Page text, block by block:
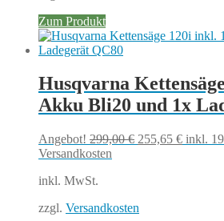
Zum Produkt
Husqvarna
Akku Bli20 und 1x
Angebot! 299,00€ Ursprünglicher
255,65 € inkl.
Versandkosten
inkl. MwSt.
zzgl. Versandkosten